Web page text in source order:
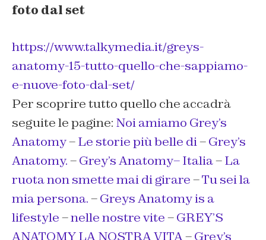
foto dal set
https://www.talkymedia.it/greys-
anatomy-15-tutto-quello-che-sappiamo-
e-nuove-foto-dal-set/
Per scoprire tutto quello che accadrà
seguite le pagine: Noi amiamo Grey’s
Anatomy–Le storie più belle di–Grey’s
Anatomy.–Grey’s Anatomy– Italia–La
ruota non smette mai di girare–Tu sei la
mia persona.–Greys Anatomy is a
lifestyle–nelle nostre vite–GREY’S
ANATOMY LA NOSTRA VITA–Grey’s